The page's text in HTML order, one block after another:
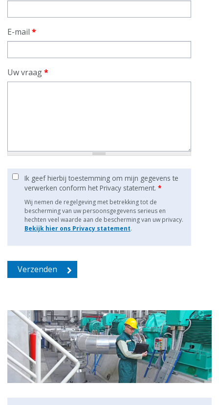
E-mail *
Uw vraag*
Ik geef hierbij toestemming om mijn gegevens te
verwerken conform het Privacy statement. *
Wij nemen de regelgeving met betrekking tot de
bescherming van uw persoonsgegevens serieus en
hechten veel waarde aan de bescherming van uw privacy.
Bekijk hier ons Privacy statement.